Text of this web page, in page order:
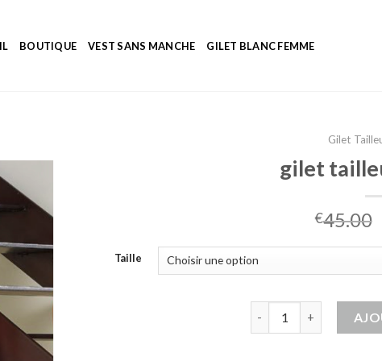
BOUTIQUE VEST SANS MANCHE GILET BLANC FEMME
Gilet
gilet
€45.00
Taille